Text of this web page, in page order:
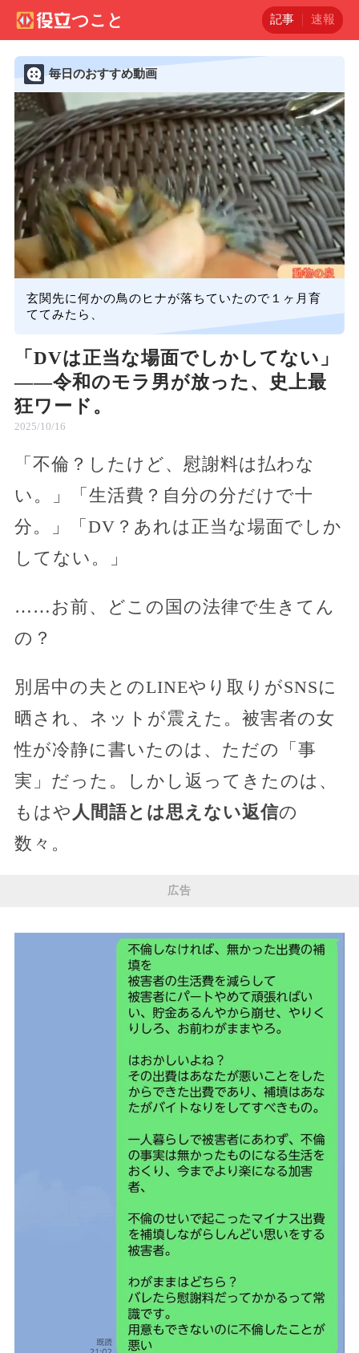
記事 速報
毎日のおすすめ動画
玄関先に何かの鳥のヒナが落ちていたので１ヶ月育
ててみたら、
「DVは正当な場面でしかしてない」
——令和のモラ男が放った、史上最
狂ワード。
2025/10/16
「不倫？したけど、慰謝料は払わな
い。」「生活費？自分の分だけで十
分。」「DV？あれは正当な場面でしか
してない。」
……お前、どこの国の法律で生きてん
の？
別居中の夫とのLINEやり取りがSNSに
晒され、ネットが震えた。被害者の女
性が冷静に書いたのは、ただの「事
実」だった。しかし返ってきたのは、
もはや 人間語とは思えない返信の
数々。
広告